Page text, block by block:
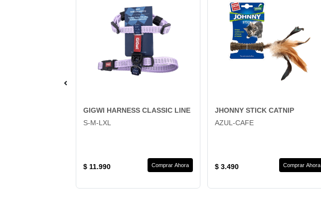
GIGWI HARNESS CLASSIC LINE
S-M-LXL
$ 11.990 Comprar Ahora
JHONNY STICK CATNIP
AZUL-CAFE
$ 3.490 Comprar Ahora